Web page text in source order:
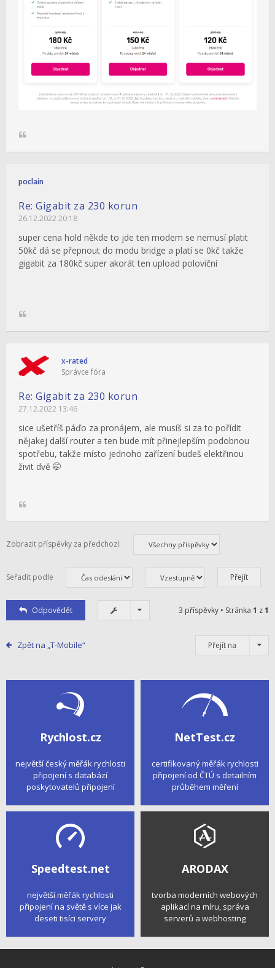
poclain
Re: Gigabit za 230 korun
26.12.2022 20:18
super cena hold někde to jde ten modem se nemusí platit
50kč dá se přepnout do modu bridge a platí se 0kč takže
gigabit za 180kč super akorát ten upload poloviční
x-rated
Správce fóra
Re: Gigabit za 230 korun
27.12.2022 13:46
sice ušetříš páďo za pronájem, ale musíš si za to pořídit
nějakej další router a ten bude mít přinejlepším podobnou
spotřebu, takže místo jednoho zařízení budeš elektřinou
živit dvě 🤭
Zobrazit příspěvky za předchozí:
Seřadit podle
Odpovědět 3 příspěvky • Stránka 1 z1
Zpět na „T-Mobile“ Přejít na
Rychlost.cz
největší český měřák rychlosti
připojení s databází
poskytovatelů připojení
NetTest.cz
certifikovaný měřák rychlosti
připojení od ČTÚ s detailním
průběhem měření
Speedtest.net
největší měřák rychlosti
připojení na světě s více jak
deseti tisíci servery
ARODAX
tvorba moderních webových
aplikací na míru, správa
serverů a webhosting